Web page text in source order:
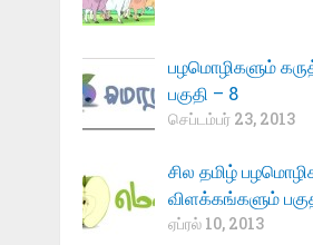
பழமொழிகளும்
பகுதி – 8
செப்டம்பர் 23, 2013
சில தமிழ்
விளக்கங்களும்
ஏப்ரல் 10, 2013